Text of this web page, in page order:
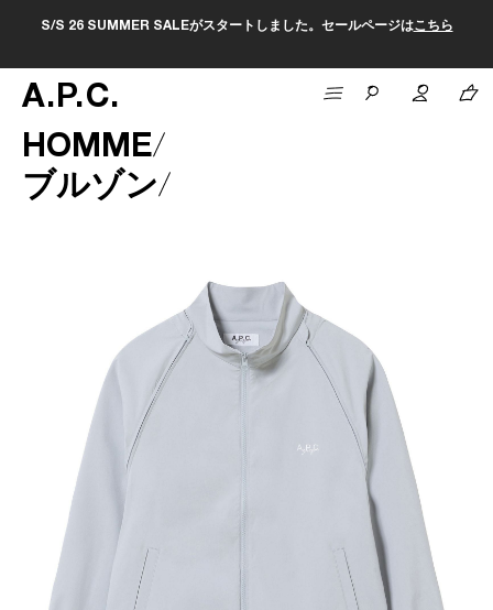
S/S 26 SUMMER SALEがスタートしました。セールページはこちら
A.P.C.
HOMME
ブルゾン